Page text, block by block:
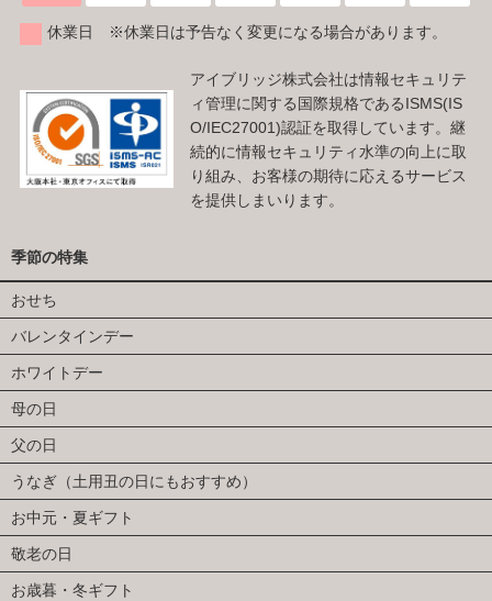
休業日 ※休業日は予告なく変更になる場合があります。
アイブリッジ株式会社は情報セキュリテ
ィ管理に関する国際規格であるISMS(IS
O/IEC27001)認証を取得しています。継
続的に情報セキュリティ水準の向上に取
り組み、お客様の期待に応えるサービス
を提供しまいります。
季節の特集
おせち
バレンタインデー
ホワイトデー
母の日
父の日
うなぎ（土用丑の日にもおすすめ）
お中元・夏ギフト
敬老の日
お歳暮・冬ギフト